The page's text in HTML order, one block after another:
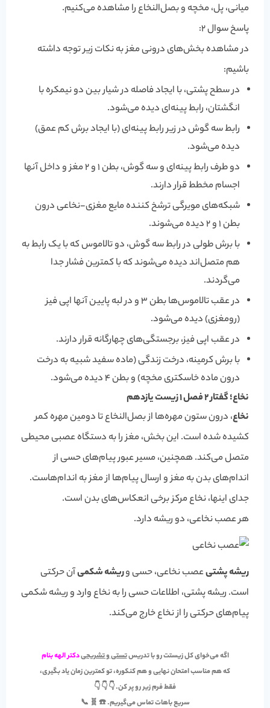
میانی، پل، مخچه و بصل‌النخاع را مشاهده می‌کنیم.
پاسخ سوال 2:
در مشاهده بخش‌های درونی مغز به نکات زیر توجه داشته
باشیم:
در سطح پشتی، با ایجاد فاصله در شیار بین دو نیمکره با
انگشتان، رابط پینه‌ای دیده می‌شود.
رابط سه گوش در زیر رابط پینه‌ای (با ایجاد برش کم عمق)
دیده می‌شود.
دو طرف رابط پینه‌ای و سه گوش، بطن 1 و 2 مغز و داخل آنها
اجسام مخطط قرار دارند.
شبکه‌های مویرگی ترشخ کننده مایع مغزی-نخاعی درون
بطن 1 و 2 دیده می‌شوند.
با برش طولی در رابط سه گوش، دو تالاموس که با یک رابط به
هم متصل‌اند دیده می‌شوند که با کمترین فشار جدا
می‌گردند.
در عقب تالاموس‌ها بطن 3 و در لبه پایین آنها اپی فیز
(رومغزی) دیده می‌شود.
در عقب اپی فیز، برجستگی‌های چهارگانه قرار دارند.
با برش کرمینه، درخت زندگی (ماده سفید شبیه به درخت
درون ماده خاسکتری مخچه) و بطن 4 دیده می‌شود.
نخاع؛ گفتار 2 فصل 1 زیست یازدهم
نخاع، درون ستون مهره‌ها از بصل‌النخاع تا دومین مهره کمر
کشیده شده است. این بخش، مغز را به دستگاه عصبی محیطی
متصل می‌کند. همچنین، مسیر عبور پیام‌های حسی از
اندام‌های بدن به مغز و ارسال پیام‌ها از مغز به اندام‌هاست.
جدای اینها، نخاع مرکز برخی انعکاس‌های بدن است.
هر عصب نخاعی، دو ریشه دارد.
ریشه پشتیعصب نخاعی، حسی وریشه شکمیآن حرکتی
است. ریشه پشتی، اطلاعات حسی را به نخاع وارد و ریشه شکمی
پیام‌های حرکتی را از نخاع خارج می‌کند.
اگه می‌خوای کل زیستت رو با تدریستستی و تشریحیدکتر الهه بنام
که هم مناسبامتحان نهاییو همکنکوره، تو کمترین زمان یاد بگیری،
فقط فرم زیر رو پر کن. 👇 👇 👇
سریع باهات تماس می‌گیریم. ☎️ 🧬 📞